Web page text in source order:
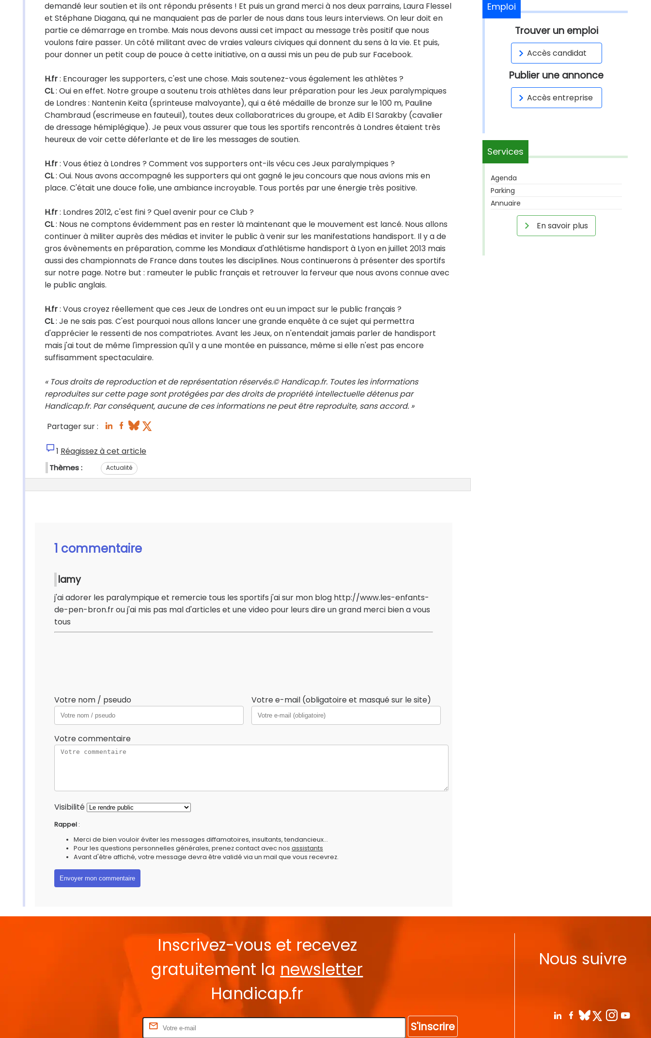
demandé leur soutien et ils ont répondu présents ! Et puis un grand merci à nos deux parrains, Laura Flessel
et Stéphane Diagana, qui ne manquaient pas de parler de nous dans tous leurs interviews. On leur doit en
partie ce démarrage en trombe. Mais nous devons aussi cet impact au message très positif que nous
voulons faire passer. Un côté militant avec de vraies valeurs civiques qui donnent du sens à la vie. Et puis,
pour donner un petit coup de pouce à cette initiative, on a aussi mis un peu de pub sur Facebook.
H.fr: Encourager les supporters, c'est une chose. Mais soutenez-vous également les athlètes ?
CL: Oui en effet. Notre groupe a soutenu trois athlètes dans leur préparation pour les Jeux paralympiques
de Londres : Nantenin Keita (sprinteuse malvoyante), qui a été médaille de bronze sur le 100 m, Pauline
Chambraud (escrimeuse en fauteuil), toutes deux collaboratrices du groupe, et Adib El Sarakby (cavalier
de dressage hémiplégique). Je peux vous assurer que tous les sportifs rencontrés à Londres étaient très
heureux de voir cette déferlante et de lire les messages de soutien.
H.fr: Vous étiez à Londres ? Comment vos supporters ont-ils vécu ces Jeux paralympiques ?
CL: Oui. Nous avons accompagné les supporters qui ont gagné le jeu concours que nous avions mis en
place. C'était une douce folie, une ambiance incroyable. Tous portés par une énergie très positive.
H.fr: Londres 2012, c'est fini ? Quel avenir pour ce Club ?
CL: Nous ne comptons évidemment pas en rester là maintenant que le mouvement est lancé. Nous allons
continuer à militer auprès des médias et inviter le public à venir sur les manifestations handisport. Il y a de
gros évènements en préparation, comme les Mondiaux d'athlétisme handisport à Lyon en juillet 2013 mais
aussi des championnats de France dans toutes les disciplines. Nous continuerons à présenter des sportifs
sur notre page. Notre but : rameuter le public français et retrouver la ferveur que nous avons connue avec
le public anglais.
H.fr: Vous croyez réellement que ces Jeux de Londres ont eu un impact sur le public français ?
CL: Je ne sais pas. C'est pourquoi nous allons lancer une grande enquête à ce sujet qui permettra
d'apprécier le ressenti de nos compatriotes. Avant les Jeux, on n'entendait jamais parler de handisport
mais j'ai tout de même l'impression qu'il y a une montée en puissance, même si elle n'est pas encore
suffisamment spectaculaire.
« Tous droits de reproduction et de représentation réservés.© Handicap.fr. Toutes les informations
reproduites sur cette page sont protégées par des droits de propriété intellectuelle détenus par
Handicap.fr. Par conséquent, aucune de ces informations ne peut être reproduite, sans accord. »
Partager sur :
1 Réagissez à cet article
Thèmes : Actualité
1 commentaire
lamy
j'ai adorer les paralympique et remercie tous les sportifs j'ai sur mon blog http://www.les-enfants-
de-pen-bron.fr ou j'ai mis pas mal d'articles et une video pour leurs dire un grand merci bien a vous
tous
Votre nom / pseudo Votre e-mail (obligatoire et masqué sur le site)
Votre commentaire
Visibilité
Rappel :
Merci de bien vouloir éviter les messages diffamatoires, insultants, tendancieux...
Pour les questions personnelles générales, prenez contact avec nos assistants
Avant d'être affiché, votre message devra être validé via un mail que vous recevrez.
Emploi
Trouver un emploi
Accès candidat
Publier une annonce
Accès entreprise
Services
Agenda
Parking
Annuaire
En savoir plus
Inscrivez-vous et recevez
gratuitement la newsletter
Handicap.fr
S'inscrire
Nous suivre